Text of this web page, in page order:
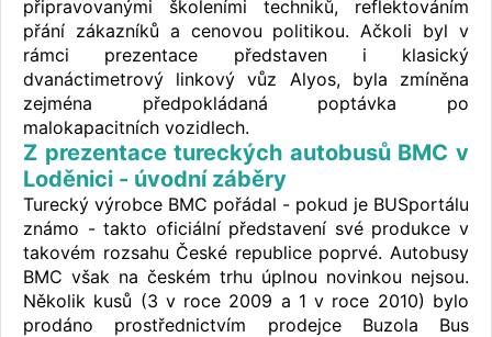
připravovanými školeními techniků, reflektováním
přání zákazníků a cenovou politikou. Ačkoli byl v
rámci prezentace představen i klasický
dvanáctimetrový linkový vůz Alyos, byla zmíněna
zejména předpokládaná poptávka po
malokapacitních vozidlech.
Z prezentace tureckých autobusů BMC v
Loděnici - úvodní záběry
Turecký výrobce BMC pořádal - pokud je BUSportálu
známo - takto oficiální představení své produkce v
takovém rozsahu České republice poprvé. Autobusy
BMC však na českém trhu úplnou novinkou nejsou.
Několik kusů (3 v roce 2009 a 1 v roce 2010) bylo
prodáno prostřednictvím prodejce Buzola Bus